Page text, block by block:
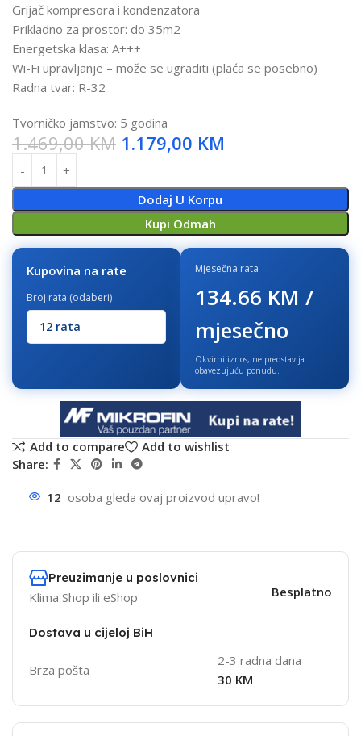
Grijač kompresora i kondenzatora
Prikladno za prostor: do 35m2
Energetska klasa: A+++
Wi-Fi upravljanje – može se ugraditi (plaća se posebno)
Radna tvar: R-32
Tvorničko jamstvo: 5 godina
1.469,00KM 1.179,00 KM
Dodaj U Korpu
Kupi Odmah
Kupovina na rate
Broj rata (odaberi)
Mjesečna rata
134.66 KM /
mjesečno
Okvirni iznos, ne predstavlja
obavezujuću ponudu.
Add to compare
Add to wishlist
Share:
12 osoba gleda ovaj proizvod upravo!
Preuzimanje u poslovnici
Klima Shop ili eShop Besplatno
Dostava u cijeloj BiH
Brza pošta
2-3 radna dana
30 KM